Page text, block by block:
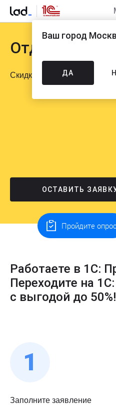
Отдаем за
Скидка до 50% на апгрейд
ОСТАВИТЬ
Работаете в 1С:
Переходите на
с выгодой до 50%!
Заполните заявление
Ваш город
ДА
Пройдите опрос